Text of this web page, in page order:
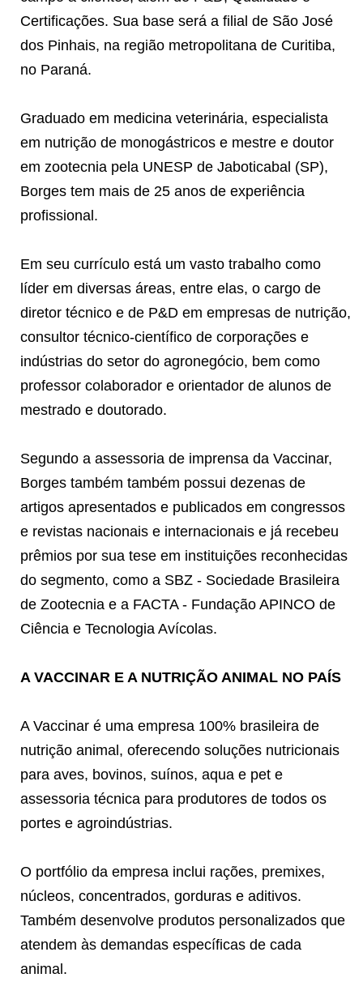
Certificações. Sua base será a filial de São José
dos Pinhais, na região metropolitana de Curitiba,
no Paraná.
Graduado em medicina veterinária, especialista
em nutrição de monogástricos e mestre e doutor
em zootecnia pela UNESP de Jaboticabal (SP),
Borges tem mais de 25 anos de experiência
profissional.
Em seu currículo está um vasto trabalho como
líder em diversas áreas, entre elas, o cargo de
diretor técnico e de P&D em empresas de nutrição,
consultor técnico-científico de corporações e
indústrias do setor do agronegócio, bem como
professor colaborador e orientador de alunos de
mestrado e doutorado.
Segundo a assessoria de imprensa da Vaccinar,
Borges também também possui dezenas de
artigos apresentados e publicados em congressos
e revistas nacionais e internacionais e já recebeu
prêmios por sua tese em instituições reconhecidas
do segmento, como a SBZ - Sociedade Brasileira
de Zootecnia e a FACTA - Fundação APINCO de
Ciência e Tecnologia Avícolas.
A VACCINAR E A NUTRIÇÃO ANIMAL NO PAÍS
A Vaccinar é uma empresa 100% brasileira de
nutrição animal, oferecendo soluções nutricionais
para aves, bovinos, suínos, aqua e pet e
assessoria técnica para produtores de todos os
portes e agroindústrias.
O portfólio da empresa inclui rações, premixes,
núcleos, concentrados, gorduras e aditivos.
Também desenvolve produtos personalizados que
atendem às demandas específicas de cada
animal.